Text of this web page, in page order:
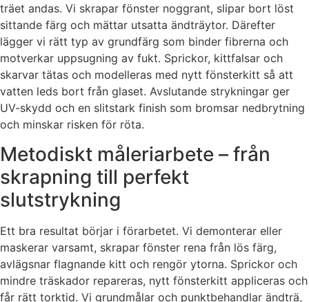
träet andas. Vi skrapar fönster noggrant, slipar bort löst
sittande färg och mättar utsatta ändträytor. Därefter
lägger vi rätt typ av grundfärg som binder fibrerna och
motverkar uppsugning av fukt. Sprickor, kittfalsar och
skarvar tätas och modelleras med nytt fönsterkitt så att
vatten leds bort från glaset. Avslutande strykningar ger
UV-skydd och en slitstark finish som bromsar nedbrytning
och minskar risken för röta.
Metodiskt måleriarbete – från
skrapning till perfekt
slutstrykning
Ett bra resultat börjar i förarbetet. Vi demonterar eller
maskerar varsamt, skrapar fönster rena från lös färg,
avlägsnar flagnande kitt och rengör ytorna. Sprickor och
mindre träskador repareras, nytt fönsterkitt appliceras och
får rätt torktid. Vi grundmålar och punktbehandlar ändträ,